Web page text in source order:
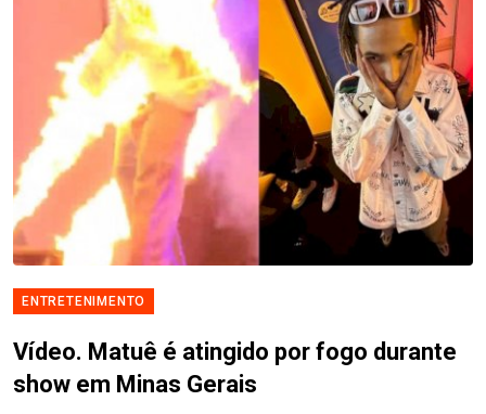
ENTRETENIMENTO
Vídeo. Matuê é atingido por fogo durante
show em Minas Gerais